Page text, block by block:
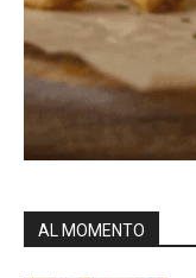
AL MOMENTO